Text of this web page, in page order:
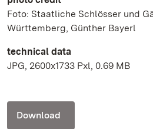
Foto: Staatliche Schlösser und
Württemberg, Günther Bayerl
technical data
JPG, 2600x1733 Pxl, 0.69 MB
Download